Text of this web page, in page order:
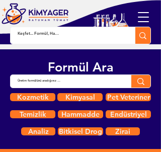
Formül Ara
Kozmetik Kimyasal
Pet Veteriner
Temizlik
Hammadde
Endüstriyel
Analiz
Bitkisel Drog Zirai